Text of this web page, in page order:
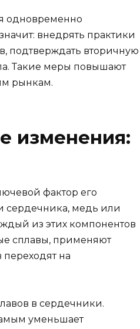
одновременно
внедрять практики
подтверждать вторичную
Такие меры повышают
рынкам.
изменения:
фактор его
сердечника, медь или
из этих компонентов
сплавы, применяют
переходят на
в сердечники.
уменьшает